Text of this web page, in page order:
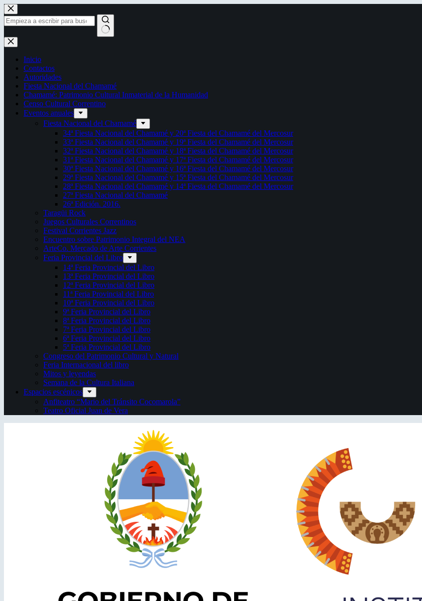
Saltar
al
contenido
Sin
resultados
Inicio
Contactos
Autoridades
Fiesta Nacional del Chamamé
Chamamé: Patrimonio Cultural Inmaterial de la Humanidad
Censo Cultural Correntino
Eventos anuales
Fiesta Nacional del Chamamé
34ª Fiesta Nacional del Chamamé y 20ª Fiesta del Chamamé del Mercosur
33ª Fiesta Nacional del Chamamé y 19ª Fiesta del Chamamé del Mercosur
32ª Fiesta Nacional del Chamamé y 18ª Fiesta del Chamamé del Mercosur
31ª Fiesta Nacional del Chamamé y 17ª Fiesta del Chamamé del Mercosur
30ª Fiesta Nacional del Chamamé y 16ª Fiesta del Chamamé del Mercosur
29ª Fiesta Nacional del Chamamé y 15ª Fiesta del Chamamé del Mercosur
28ª Fiesta Nacional del Chamamé y 14ª Fiesta del Chamamé del Mercosur
27ª Fiesta Nacional del Chamamé
26ª Edición. 2016.
Taragüi Rock
Juegos Culturales Correntinos
Festival Corrientes Jazz
Encuentro sobre Patrimonio Integral del NEA
ArteCo. Mercado de Arte Corrientes
Feria Provincial del Libro
14ª Feria Provincial del Libro
13ª Feria Provincial del Libro
12ª Feria Provincial del Libro
11ª Feria Provincial del Libro
10ª Feria Provincial del Libro
9ª Feria Provincial del Libro
8ª Feria Provincial del Libro
7ª Feria Provincial del Libro
6ª Feria Provincial del Libro
5ª Feria Provincial del Libro
Congreso del Patrimonio Cultural y Natural
Feria Internacional del libro
Mitos y leyendas
Semana de la Cultura Italiana
Espacios escénicos
Anfiteatro “Mario del Tránsito Cocomarola”
Teatro Oficial Juan de Vera